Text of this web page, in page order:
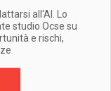
all'AI. Lo
studio Ocse su
e rischi,